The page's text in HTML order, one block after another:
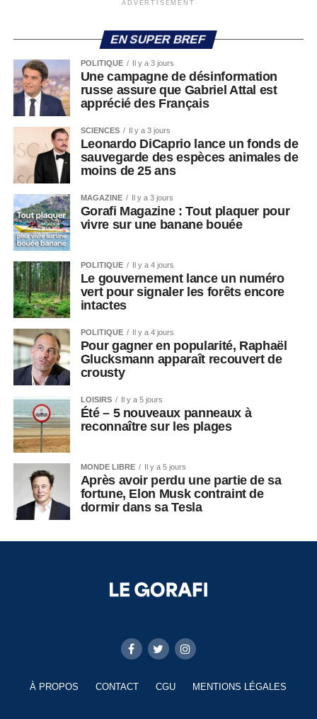
ADVERTISEMENT
EN SUPER BREF
POLITIQUE Il y a 3 jours
Une campagne de désinformation
russe assure que Gabriel Attal est
apprécié des Français
SCIENCES Il y a 3 jours
Leonardo DiCaprio lance un fonds de
sauvegarde des espèces animales de
moins de 25 ans
MAGAZINE Il y a 3 jours
Gorafi Magazine : Tout plaquer pour
vivre sur une banane bouée
POLITIQUE Il y a 4 jours
Le gouvernement lance un numéro
vert pour signaler les forêts encore
intactes
POLITIQUE Il y a 4 jours
Pour gagner en popularité, Raphaël
Glucksmann apparaît recouvert de
crousty
LOISIRS Il y a 5 jours
Été – 5 nouveaux panneaux à
reconnaître sur les plages
MONDE LIBRE Il y a 5 jours
Après avoir perdu une partie de sa
fortune, Elon Musk contraint de
dormir dans sa Tesla
À PROPOS CONTACT CGU MENTIONS LÉGALES